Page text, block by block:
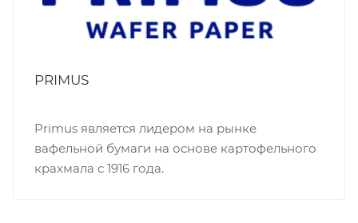
PRIMUS
Primus является лидером на рынке
вафельной бумаги на основе картофельного
крахмала с 1916 года.